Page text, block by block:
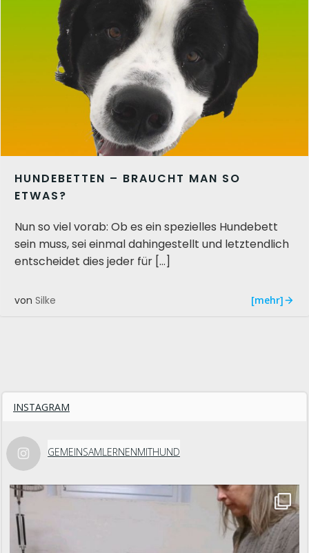
HUNDEBETTEN – BRAUCHT MAN SO
ETWAS?
Nun so viel vorab: Ob es ein spezielles Hundebett
sein muss, sei einmal dahingestellt und letztendlich
entscheidet dies jeder für […]
von Silke [mehr]
INSTAGRAM
GEMEINSAMLERNENMITHUND